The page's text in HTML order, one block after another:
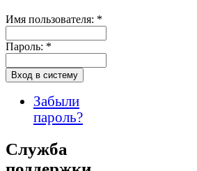
Имя пользователя: *
Пароль: *
Забыли
пароль?
Служба